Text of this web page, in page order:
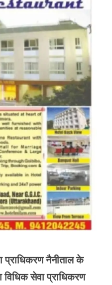
प्राधिकरण नैनीताल के
विधिक सेवा प्राधिकरण